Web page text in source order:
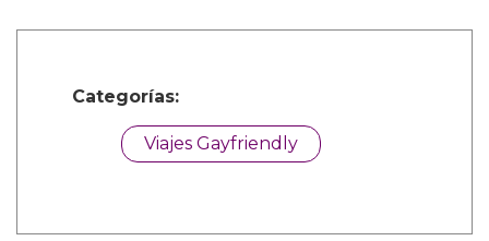
Categorías:
Viajes Gayfriendly